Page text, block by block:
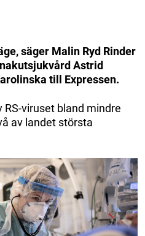
säger Malin Ryd Rinder
Astrid
till Expressen.
viruset bland mindre
av landet största